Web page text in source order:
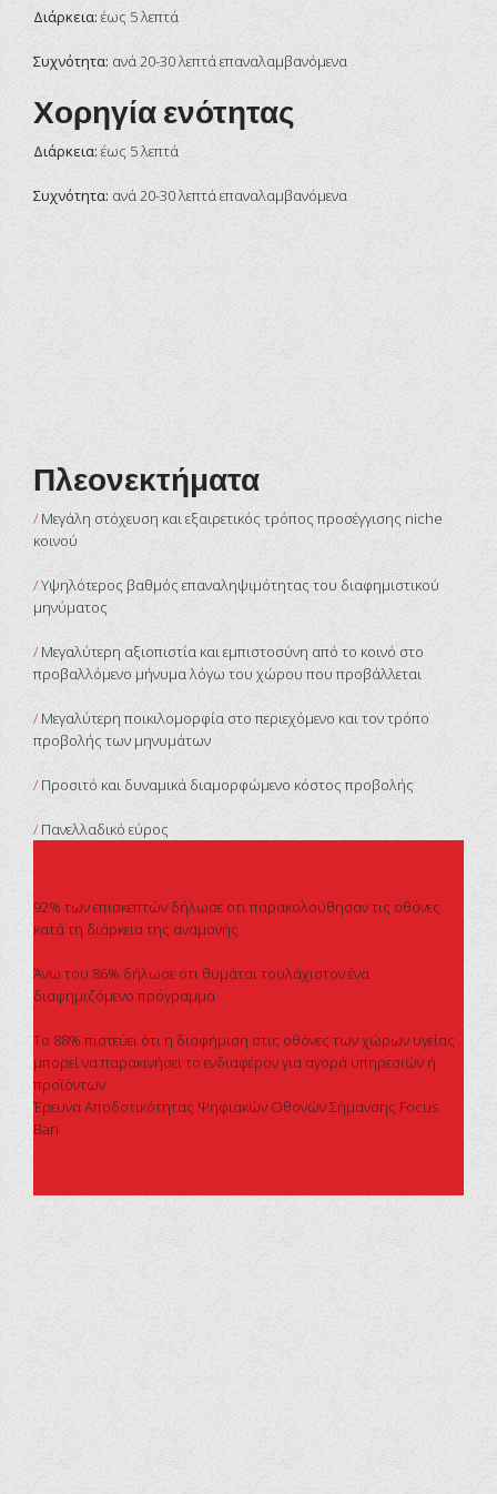
Διάρκεια: έως 5 λεπτά
Συχνότητα: ανά 20-30 λεπτά επαναλαμβανόμενα
Χορηγία ενότητας
Διάρκεια: έως 5 λεπτά
Συχνότητα: ανά 20-30 λεπτά επαναλαμβανόμενα
Πλεονεκτήματα
/Μεγάλη στόχευση και εξαιρετικός τρόπος προσέγγισης niche
κοινού
/Υψηλότερος βαθμός επαναληψιμότητας του διαφημιστικού
μηνύματος
/ Μεγαλύτερη αξιοπιστία και εμπιστοσύνη από το κοινό στο
προβαλλόμενο μήνυμα λόγω του χώρου που προβάλλεται
/ Μεγαλύτερη ποικιλομορφία στο περιεχόμενο και τον τρόπο
προβολής των μηνυμάτων
/Προσιτό και δυναμικά διαμορφώμενο κόστος προβολής
/ Πανελλαδικό εύρος
92% των επισκεπτών δήλωσε οτι παρακολούθησαν τις οθόνες
κατά τη διάρκεια της αναμονής
Άνω του 86% δήλωσε ότι θυμάται τουλάχιστον ένα
διαφημιζόμενο πρόγραμμα
Το 88% πιστεύει ότι η διαφήμιση στις οθόνες των χώρων υγείας
μπορεί να παρακινήσει το ενδιαφέρον για αγορά υπηρεσιών ή
προϊόντων
Έρευνα Αποδοτικότητας Ψηφιακών Οθονών Σήμανσης Focus
Bari